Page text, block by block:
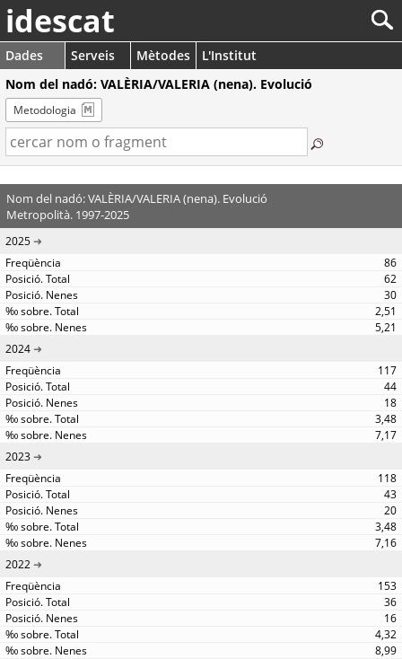
idescat
Dades Serveis Mètodes
L'Institut
Nom del nadó: VALÈRIA/VALERIA (nena). Evolució
Metodologia
Nom del nadó: VALÈRIA/VALERIA (nena). Evolució
Metropolità. 1997-2025
2025
86
62
30
2,51
5,21
2024
117
44
18
3,48
7,17
2023
118
43
20
3,48
7,16
2022
153
36
16
4,32
8,99